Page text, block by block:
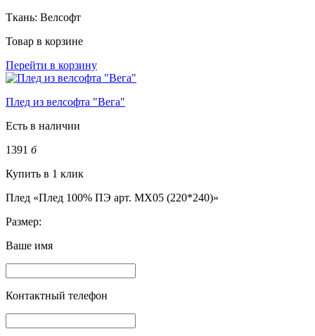
Ткань: Велсофт
Товар в корзине
Перейти в корзину
Плед из велсофта "Вега"
Есть в наличии
1391 б
Купить в 1 клик
Плед «Плед 100% ПЭ арт. MX05 (220*240)»
Размер:
Ваше имя
Контактный телефон